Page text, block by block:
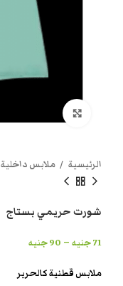
الرئيسية ملابس داخلية
شورت حريمي بستاج
71جنيه –
90جنيه
ملابس قطنية كالحرير